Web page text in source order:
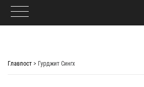
Главпост > Гурджит Сингх